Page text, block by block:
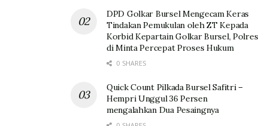
DPD Golkar Bursel Mengecam Keras
Tindakan Pemukulan oleh ZT Kepada
Korbid Kepartain Golkar Bursel, Polres
di Minta Percepat Proses Hukum
0 SHARES
Quick Count Pilkada Bursel Safitri –
Hempri Unggul 36 Persen
mengalahkan Dua Pesaingnya